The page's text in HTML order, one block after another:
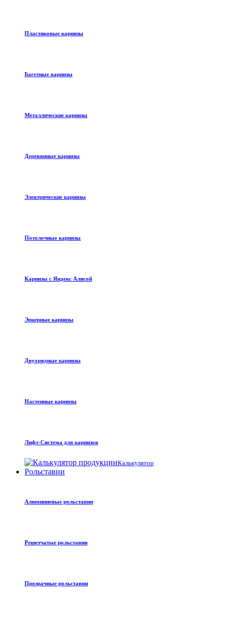
Пластиковые карнизы
Багетные карнизы
Металлические карнизы
Деревянные карнизы
Электрические карнизы
Потолочные карнизы
Карнизы с Яндекс Алисой
Эркерные карнизы
Двухрядные карнизы
Настенные карнизы
Лифт-Система для карнизов
Калькулятор
Рольставни
Алюминиевые рольставни
Решетчатые рольставни
Прозрачные рольставни